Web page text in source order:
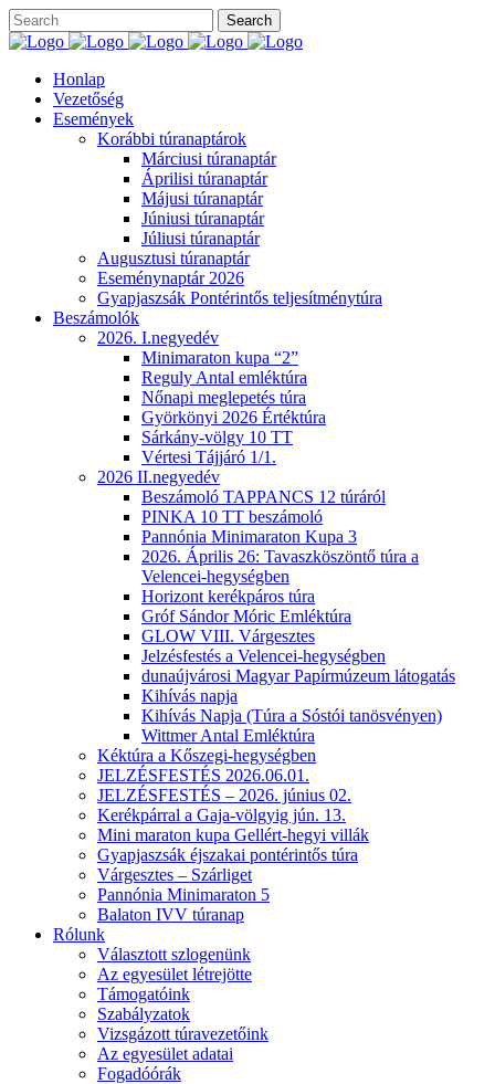
Honlap
Vezetőség
Események
Korábbi túranaptárok
Márciusi túranaptár
Áprilisi túranaptár
Májusi túranaptár
Júniusi túranaptár
Júliusi túranaptár
Augusztusi túranaptár
Eseménynaptár 2026
Gyapjaszsák Pontérintős teljesítménytúra
Beszámolók
2026. I.negyedév
Minimaraton kupa “2”
Reguly Antal emléktúra
Nőnapi meglepetés túra
Györkönyi 2026 Értéktúra
Sárkány-völgy 10 TT
Vértesi Tájjáró 1/1.
2026 II.negyedév
Beszámoló TAPPANCS 12 túráról
PINKA 10 TT beszámoló
Pannónia Minimaraton Kupa 3
2026. Április 26: Tavaszköszöntő túra a
Velencei-hegységben
Horizont kerékpáros túra
Gróf Sándor Móric Emléktúra
GLOW VIII. Várgesztes
Jelzésfestés a Velencei-hegységben
dunaújvárosi Magyar Papírmúzeum látogatás
Kihívás napja
Kihívás Napja (Túra a Sóstói tanösvényen)
Wittmer Antal Emléktúra
Kéktúra a Kőszegi-hegységben
JELZÉSFESTÉS 2026.06.01.
JELZÉSFESTÉS – 2026. június 02.
Kerékpárral a Gaja-völgyig jún. 13.
Mini maraton kupa Gellért-hegyi villák
Gyapjaszsák éjszakai pontérintős túra
Várgesztes – Szárliget
Pannónia Minimaraton 5
Balaton IVV túranap
Rólunk
Választott szlogenünk
Az egyesület létrejötte
Támogatóink
Szabályzatok
Vizsgázott túravezetőink
Az egyesület adatai
Fogadóórák